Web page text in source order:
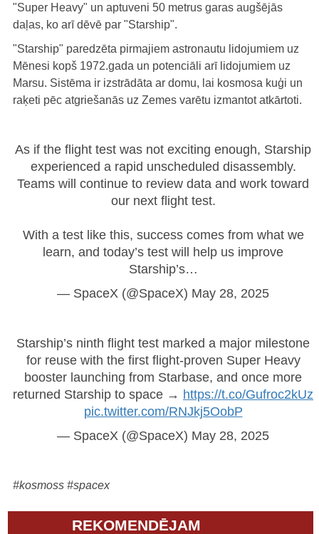
"Super Heavy" un aptuveni 50 metrus garas augšējās
daļas, ko arī dēvē par "Starship".
"Starship" paredzēta pirmajiem astronautu lidojumiem uz
Mēnesi kopš 1972.gada un potenciāli arī lidojumiem uz
Marsu. Sistēma ir izstrādāta ar domu, lai kosmosa kuģi un
raķeti pēc atgriešanās uz Zemes varētu izmantot atkārtoti.
As if the flight test was not exciting enough, Starship
experienced a rapid unscheduled disassembly.
Teams will continue to review data and work toward
our next flight test.
With a test like this, success comes from what we
learn, and today’s test will help us improve
Starship’s…
— SpaceX (@SpaceX) May 28, 2025
Starship’s ninth flight test marked a major milestone
for reuse with the first flight-proven Super Heavy
booster launching from Starbase, and once more
returned Starship to space → https://t.co/Gufroc2kUz
pic.twitter.com/RNJkj5OobP
— SpaceX (@SpaceX) May 28, 2025
#kosmoss #spacex
REKOMENDĒJAM